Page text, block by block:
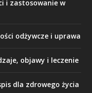
i zastosowanie w
odżywcze i uprawa
objawy i leczenie
dla zdrowego życia